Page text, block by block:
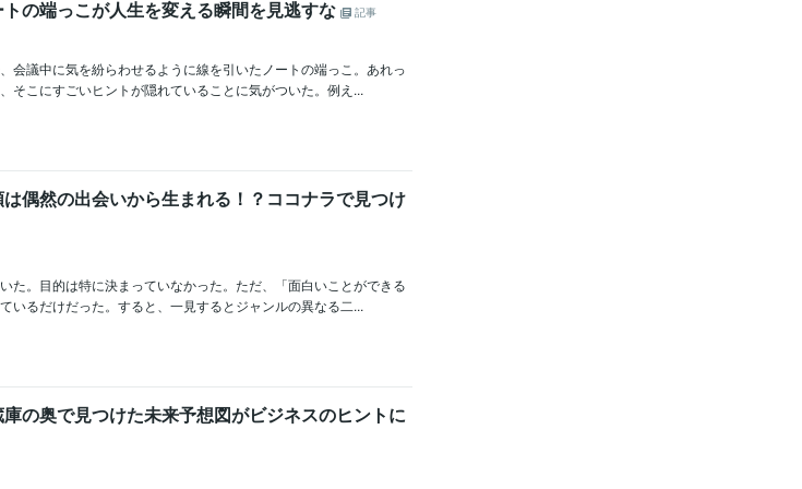
の端っこが人生を変える瞬間を見逃すな
記事
会議中に気を紛らわせるように線を引いたノートの端っこ。あれっ
そこにすごいヒントが隠れていることに気がついた。例え...
は偶然の出会いから生まれる！？ココナラで見つけ
た。目的は特に決まっていなかった。ただ、「面白いことができる
いるだけだった。すると、一見するとジャンルの異なる二...
の奥で見つけた未来予想図がビジネスのヒントに